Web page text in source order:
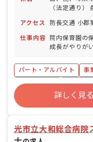
（法定通り）
アクセス 防長交通 小郡
仕事内容
院内保育園の
成長がやりが
食事・睡眠・
・集団生活を
の計画・実行
パート・アルバイト 事
福利厚生充実
産休育休
WEB面接OK
詳しく見る
光市立大和総合病院